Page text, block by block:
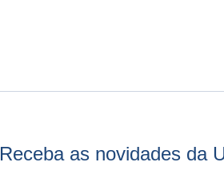
Receba as novidades da